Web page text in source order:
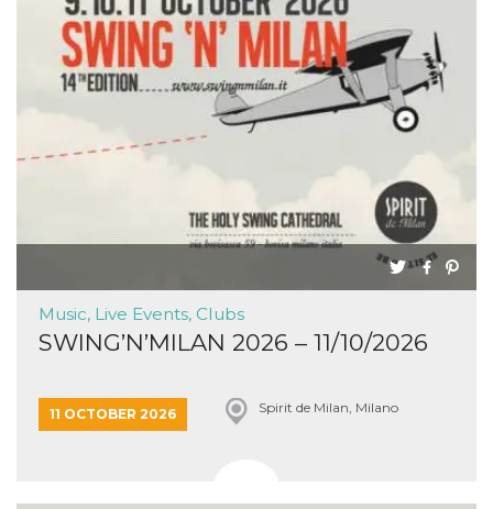
Music, Live Events, Clubs
SWING’N’MILAN 2026 – 11/10/2026
11 OCTOBER 2026 Spirit de Milan, Milano